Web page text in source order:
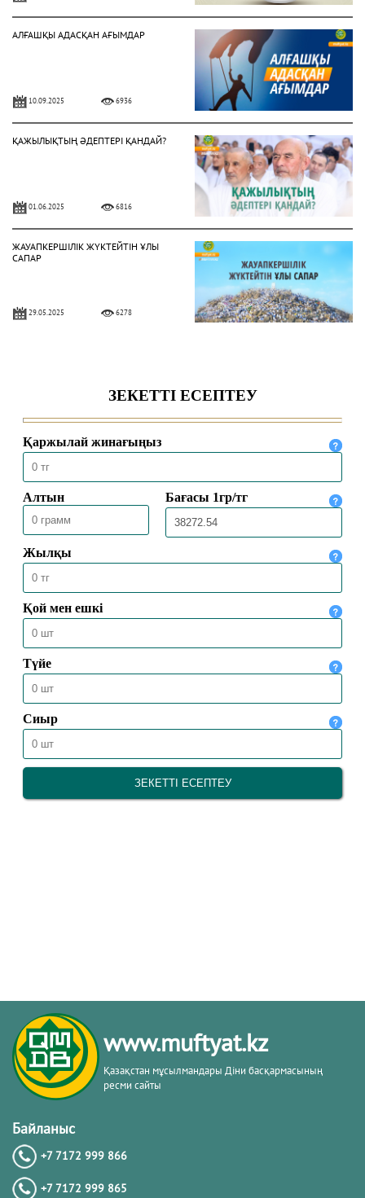
АЛҒАШҚЫ АДАСҚАН АҒЫМДАР
10.09.2025 6936
ҚАЖЫЛЫҚТЫҢ ӘДЕПТЕРІ ҚАНДАЙ?
01.06.2025 6816
ЖАУАПКЕРШІЛІК ЖҮКТЕЙТІН ҰЛЫ
САПАР
29.05.2025 6278
16.04.2025 8698
ЕҢБЕК ЕТУ ӘДЕБІ
24.02.2025
www.muftyat.kz
Қазақстан мұсылмандары Діни басқармасының
ресми сайты
Байланыс
+7 7172 999 866
+7 7172 999 865